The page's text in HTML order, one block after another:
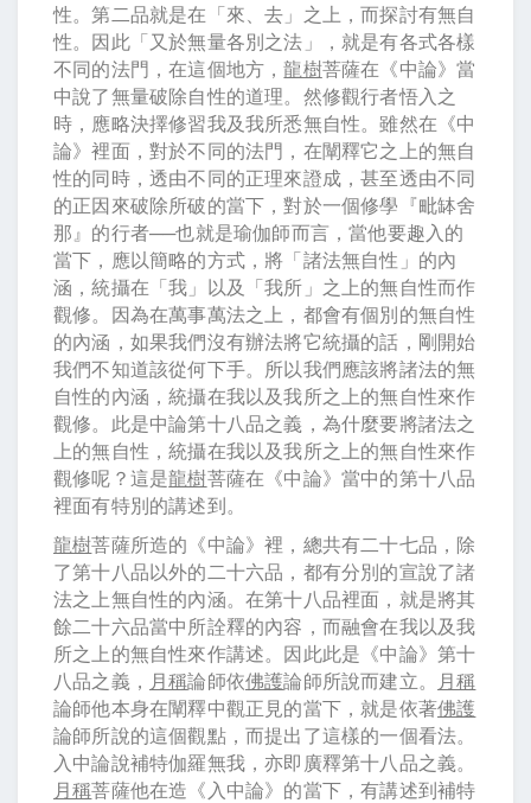
性。第二品就是在「來、去」之上，而探討有無自
性。因此「又於無量各別之法」，就是有各式各樣
不同的法門，在這個地方，龍樹菩薩在《中論》當
中說了無量破除自性的道理。然修觀行者悟入之
時，應略決擇修習我及我所悉無自性。雖然在《中
論》裡面，對於不同的法門，在闡釋它之上的無自
性的同時，透由不同的正理來證成，甚至透由不同
的正因來破除所破的當下，對於一個修學『毗缽舍
那』的行者──也就是瑜伽師而言，當他要趣入的
當下，應以簡略的方式，將「諸法無自性」的內
涵，統攝在「我」以及「我所」之上的無自性而作
觀修。因為在萬事萬法之上，都會有個別的無自性
的內涵，如果我們沒有辦法將它統攝的話，剛開始
我們不知道該從何下手。所以我們應該將諸法的無
自性的內涵，統攝在我以及我所之上的無自性來作
觀修。此是中論第十八品之義，為什麼要將諸法之
上的無自性，統攝在我以及我所之上的無自性來作
觀修呢？這是龍樹菩薩在《中論》當中的第十八品
裡面有特別的講述到。
龍樹菩薩所造的《中論》裡，總共有二十七品，除
了第十八品以外的二十六品，都有分別的宣說了諸
法之上無自性的內涵。在第十八品裡面，就是將其
餘二十六品當中所詮釋的內容，而融會在我以及我
所之上的無自性來作講述。因此此是《中論》第十
八品之義， 月稱論師依佛護論師所說而建立。
月稱
論師他本身在闡釋中觀正見的當下，就是依著佛護
論師所說的這個觀點，而提出了這樣的一個看法。
入中論說補特伽羅無我，亦即廣釋第十八品之義。
月稱菩薩他在造《入中論》的當下，有講述到補特